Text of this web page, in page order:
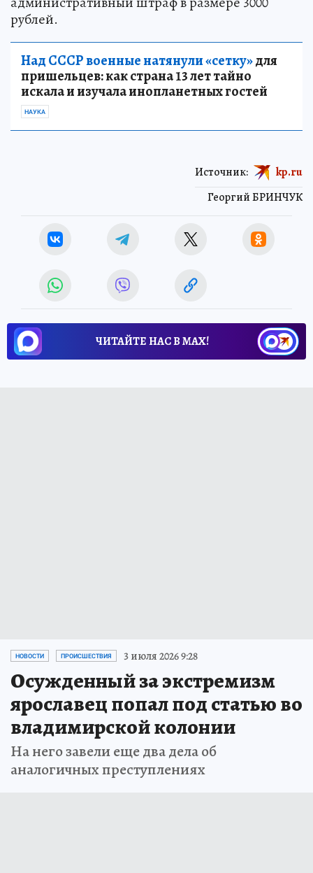
рублей.
Над СССР военные натянули «сетку»для
пришельцев: как страна 13 лет тайно
искала и изучала инопланетных гостей
НАУКА
Георгий БРИНЧУК
Источник: kp.ru
ЧИТАЙТЕ НАС В МАХ!
НОВОСТИ ПРОИСШЕСТВИЯ 3 июля 2026 9:28
Осужденный за экстремизм
ярославец попал под статью во
владимирской колонии
На него завели еще два дела об
аналогичных преступлениях